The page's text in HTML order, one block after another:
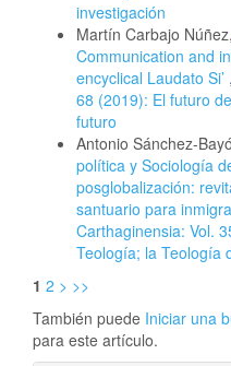
investigación
Martín Carbajo Núñez,
Communication and
encyclical Laudato Si’ ,
68 (2019): El futuro
futuro
Antonio Sánchez-
política y Sociología
posglobalización:
santuario para
Carthaginensia: Vol.
Teología; la Teología
1 2 > >>
También puede Iniciar una
para este artículo.